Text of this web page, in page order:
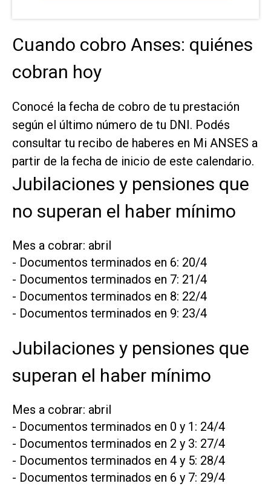
Cuando cobro Anses: quiénes
cobran hoy
Conocé la fecha de cobro de tu prestación
según el último número de tu DNI. Podés
consultar tu recibo de haberes en Mi ANSES a
partir de la fecha de inicio de este calendario.
Jubilaciones y pensiones que
no superan el haber mínimo
Mes a cobrar: abril
- Documentos terminados en 6: 20/4
- Documentos terminados en 7: 21/4
- Documentos terminados en 8: 22/4
- Documentos terminados en 9: 23/4
Jubilaciones y pensiones que
superan el haber mínimo
Mes a cobrar: abril
- Documentos terminados en 0 y 1: 24/4
- Documentos terminados en 2 y 3: 27/4
- Documentos terminados en 4 y 5: 28/4
- Documentos terminados en 6 y 7: 29/4